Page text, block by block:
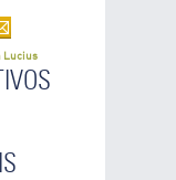
Lucius
obrigatório.